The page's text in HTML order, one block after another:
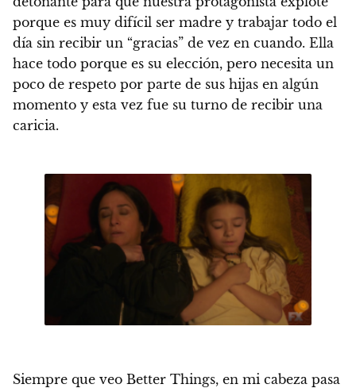
porque es muy difícil ser madre y trabajar todo el
día sin recibir un “gracias” de vez en cuando. Ella
hace todo porque es su elección, pero necesita un
poco de respeto por parte de sus hijas en algún
momento y esta vez fue su turno de recibir una
caricia.
Siempre que veo Better Things, en mi cabeza pasa